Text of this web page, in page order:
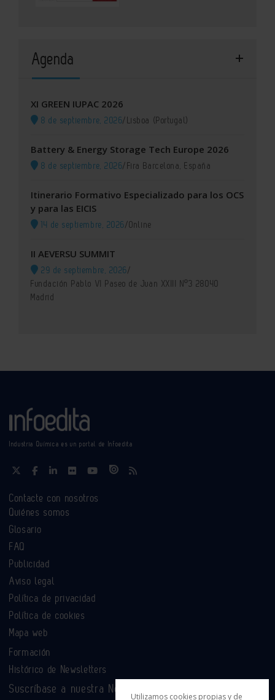
Agenda
XI GREEN IUPAC 2026
8 de septiembre, 2026/Lisboa (Portugal)
Battery & Energy Storage Tech Europe 2026
8 de septiembre, 2026/Fira Barcelona, España
Itinerario Formativo Especializado para los OCS
y para las EICIS
14 de septiembre, 2026/Online
II AEVERSU SUMMIT
29 de septiembre, 2026/
Fundación Pablo VI Paseo de Juan XXIII Nº3 28040
Madrid
Industria Química es un portal de Infoedita
Contacte con nosotros
Quiénes somos
Glosario
FAQ
Publicidad
Aviso legal
Política de privacidad
Política de cookies
Mapa web
Formación
Histórico de Newsletters
Suscríbase a nuestra Newsletter
Utilizamos cookies propias y de